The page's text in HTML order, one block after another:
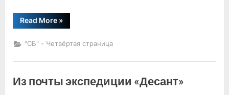
Read More“Сражались
героически”
»
"СБ" - Четвёртая страница
Из почты экспедиции «Десант»